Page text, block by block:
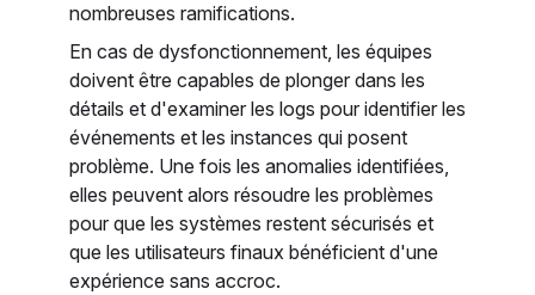
nombreuses ramifications.
En cas de dysfonctionnement, les équipes
doivent être capables de plonger dans les
détails et d'examiner les logs pour identifier les
événements et les instances qui posent
problème. Une fois les anomalies identifiées,
elles peuvent alors résoudre les problèmes
pour que les systèmes restent sécurisés et
que les utilisateurs finaux bénéficient d'une
expérience sans accroc.